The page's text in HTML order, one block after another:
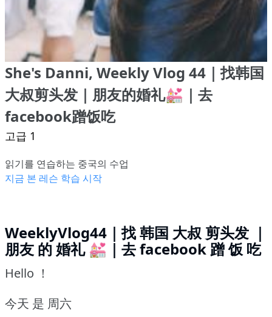
She's Danni, Weekly Vlog 44｜找韩国
大叔剪头发｜朋友的婚礼💒｜去
facebook蹭饭吃
고급 1
읽기를 연습하는 중국의 수업
지금 본 레슨 학습 시작
WeeklyVlog44｜找 韩国 大叔 剪头发 ｜
朋友 的 婚礼 💒｜去 facebook 蹭 饭 吃
Hello ！
今天 是 周六